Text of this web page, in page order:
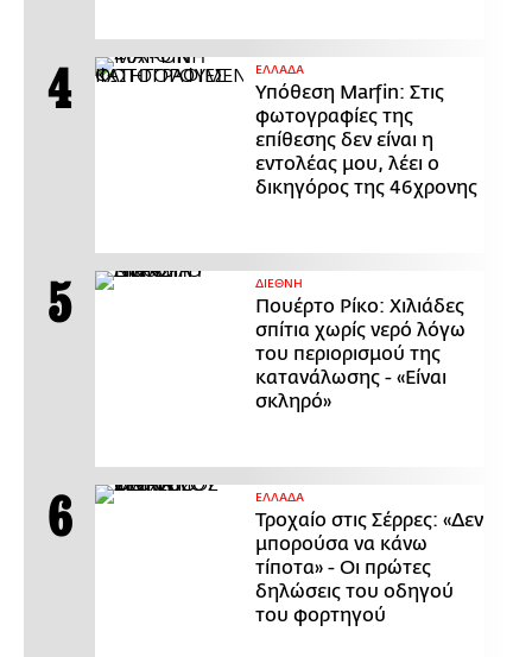
ΕΛΛΑΔΑ
Υπόθεση Marfin: Στις
φωτογραφίες της
επίθεσης δεν είναι η
εντολέας μου, λέει ο
δικηγόρος της 46χρονης
ΔΙΕΘΝΗ
Πουέρτο Ρίκο: Χιλιάδες
σπίτια χωρίς νερό λόγω
του περιορισμού της
κατανάλωσης - «Είναι
σκληρό»
ΕΛΛΑΔΑ
Τροχαίο στις Σέρρες: «Δεν
μπορούσα να κάνω
τίποτα» - Οι πρώτες
δηλώσεις του οδηγού
του φορτηγού